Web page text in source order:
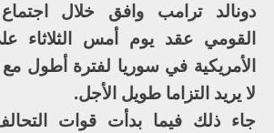
دونالد ترامب وافق خلال
القومي عقد يوم أمس الثلاثاء
الأمريكية في سوريا لفترة أطول
لا يريد التزاما طويل الأجل.
جاء ذلك فيما بدأت قوات